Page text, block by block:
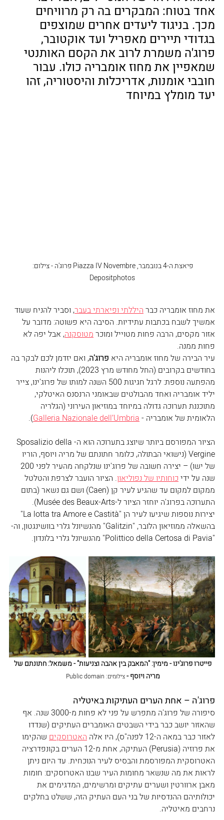
אחד בטוח: המבקרים בה רק מרוויחים
מכך. בניגוד ליעדים אחרים שמוצפים
בגדודי תיירים מאפריל ועד אוקטובר,
פרוג'ה משמרת לרוב את הקסם האותנטי
שמאפיין את מחוז אומבריה כולו. עבור
חובבי אומנות, אדריכלות והיסטוריה, זהו
יעד מומלץ במיוחד
פיאצת ה-4 בנובמבר, Piazza IV Novembre פרוג'ה - צילום:
Depositphotos
את מחוז אומבריה כבר היללתי ופיארתי בעבר, וסביר להניח שעוד
אמשיך לשבח בכתבות עתידיות. הסיבה היא פשוטה: מדובר על
אזור מקסים, הרבה פחות מטוייל ומוכר מטוסקנה, אבל יפה לא
פחות ממנה.
עיר הבירה של מחוז אומבריה היא פרוג'ה, ואם יזדמן לכם לבקר בה
בחודשים בקרובים (החל מחודש מרץ 2023), תוכלו ליהנות
מהפתעה נוספת: לרגל חגיגות 500 השנה למותו של פרוג'ינו, צייר
יליד אומבריה ואחד מהבולטים שבאומני הרנסנס האיטלקי,
מתוכננת תערוכה גדולה במיוחד במוזיאון העירוני (הגלריה
הלאומית של אומבריה - Galleria Nazionale dell’Umbria
).
הציור המפורסם ביותר שיוצג בתערוכה הוא ה-Sposalizio della
Vergine (נישואי הבתולה, כלומר חתונתם של מריה ויוסף, הוריו
שנה על ידי כוחותיו של נפוליאון. הציור הועבר לצרפת והטלטל
ממקום למקום עד שהגיע לעיר קן (Caen) ושם גם נשאר (בתום
התערוכה בפרוג'ה יוחזר הציור ל-Musée des Beaux-Arts).
יצירות נוספות שיגיעו לעיר הן "La lotta tra Amore e Castità"
בהשאלה ממוזיאון הלובר, "Galitzin" מהנשיונל גלרי בוושינגטון, וה-
"Polittico della Certosa di Pavia" מהנשיונל גלרי בלונדון.
פייטרו פרוג'ינו - מימין: "המאבק בין אהבה וצניעות" - משמאל: חתונתם של
מריה ויוסף - צילומים: Public domain
פרוג'ה – אחת הערים העתיקות באיטליה
סיפורה של פרוג'ה מתפרש על פני לא פחות מ-3000 שנה. אף
שהאזור יושב כבר בידי השבטים האומברים העתיקים (שנדדו
לאזור כבר במאה ה-12 לפנה"ס), היו אלה
האטרוסקים שהקימו
את פרוזיה (Perusia) העתיקה, אחת מ-12 הערים בקונפדרציה
האטרוסקית המפורסמת והבסיס לעיר הנוכחית. עד היום ניתן
לראות את מה שנשאר מחומות העיר שבנו האטרוסקים: חומות
מאבן ארוורטין ושערים עתיקים ומרשימים, המדגימים את
יכולותיהם ההנדסיות של בני העם העתיק הזה, ששלט בחלקים
נרחבים מאיטליה.